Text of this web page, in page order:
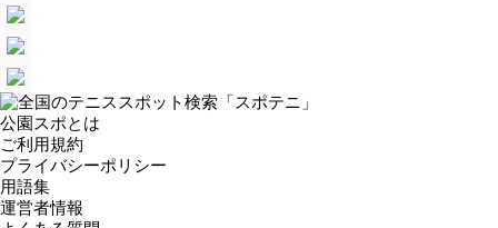
公園スポとは
ご利用規約
プライバシーポリシー
用語集
運営者情報